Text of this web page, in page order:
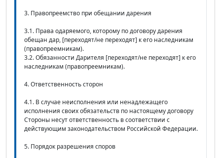
3. Правопреемство при обещании дарения
3.1. Права одаряемого, которому по договору дарения
обещан дар, [переходят/не переходят] к его наследникам
(правопреемникам).
3.2. Обязанности Дарителя [переходят/не переходят] к его
наследникам (правопреемникам).
4. Ответственность сторон
4.1. В случае неисполнения или ненадлежащего
исполнения своих обязательств по настоящему договору
Стороны несут ответственность в соответствии с
действующим законодательством Российской Федерации.
5. Порядок разрешения споров